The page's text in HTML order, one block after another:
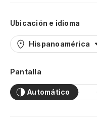
Ubicación e idioma
Hispanoamérica
Pantalla
Automático